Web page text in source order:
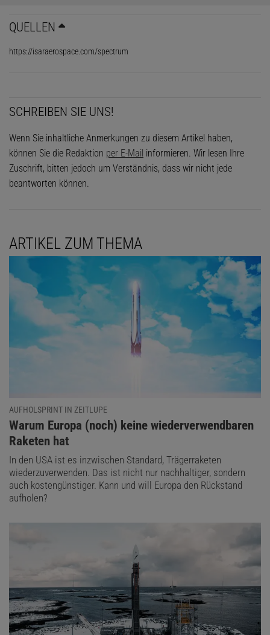
QUELLEN
https://isaraerospace.com/spectrum
SCHREIBEN SIE UNS!
Wenn Sie inhaltliche Anmerkungen zu diesem Artikel haben,
können Sie die Redaktion per E-Mail informieren. Wir lesen Ihre
Zuschrift, bitten jedoch um Verständnis, dass wir nicht jede
beantworten können.
ARTIKEL ZUM THEMA
AUFHOLSPRINT IN ZEITLUPE
:
Warum Europa (noch) keine wiederverwendbaren
Raketen hat
In den USA ist es inzwischen Standard, Trägerraketen
wiederzuverwenden. Das ist nicht nur nachhaltiger, sondern
auch kostengünstiger. Kann und will Europa den Rückstand
aufholen?